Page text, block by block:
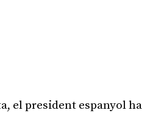
el president espanyol ha